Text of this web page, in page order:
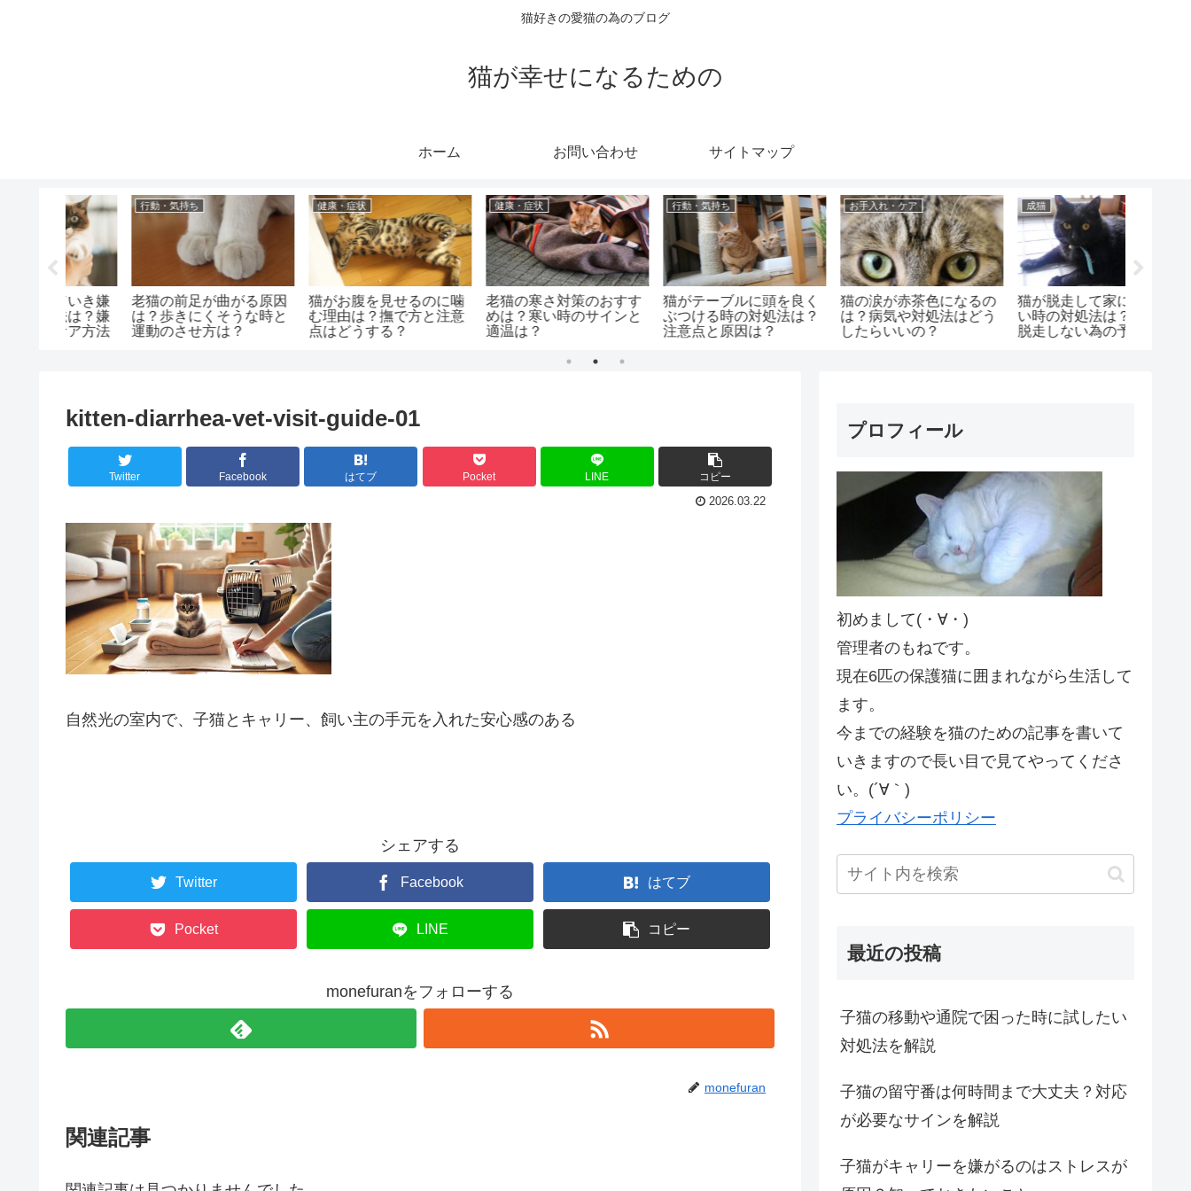
猫好きの愛猫の為のブログ
猫が幸せになるための
ホーム お問い合わせ サイトマップ
行動・気持ち
猫がテーブルに頭を良く
ぶつける時の対処法は？
注意点と原因は？
お手入れ・ケア
猫の涙が赤茶色になるの
は？病気や対処法はどう
したらいいの？
猫が脱走して家に入らな
い時の対処法は？原因と
脱走しない為の予防法
成猫
猫の歯に黒い線があるけ
ど何！？対処法と予防法
健康・症状
猫のお腹がポコポコ音が
する原因は？病気や対処
健康・症状
猫が水を飲んだ後に咳き
込む時の対処法は？ケア
方法と注意点は？
kitten-diarrhea-vet-visit-guide-01
Twitter Facebook はてブ Pocket LINE コピー
2026.03.22
自然光の室内で、子猫とキャリー、飼い主の手元を入れた安心感のある
シェアする
Twitter Facebook はてブ
Pocket LINE コピー
monefuranをフォローする
monefuran
関連記事
プロフィール
初めまして(・∀・)
管理者のもねです。
現在6匹の保護猫に囲まれながら生活して
ます。
今までの経験を猫のための記事を書いて
いきますので長い目で見てやってくださ
い。(´∀｀)
プライバシーポリシー
最近の投稿
子猫の移動や通院で困った時に試したい
対処法を解説
子猫の留守番は何時間まで大丈夫？対応
が必要なサインを解説
子猫がキャリーを嫌がるのはストレスが